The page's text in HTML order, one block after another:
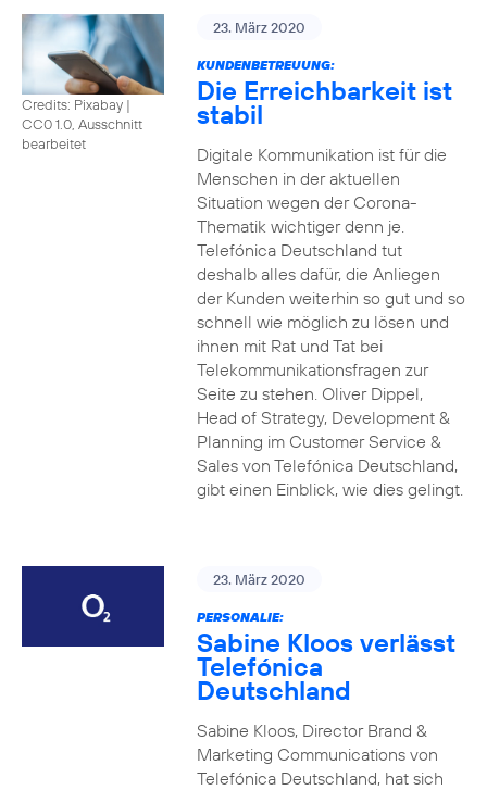
Credits: Pixabay |
CC0 1.0, Ausschnitt
bearbeitet
23. März 2020
KUNDENBETREUUNG:
Die Erreichbarkeit ist
stabil
Digitale Kommunikation ist für die
Menschen in der aktuellen
Situation wegen der Corona-
Thematik wichtiger denn je.
Telefónica Deutschland tut
deshalb alles dafür, die Anliegen
der Kunden weiterhin so gut und so
schnell wie möglich zu lösen und
ihnen mit Rat und Tat bei
Telekommunikationsfragen zur
Seite zu stehen. Oliver Dippel,
Head of Strategy, Development &
Planning im Customer Service &
Sales von Telefónica Deutschland,
gibt einen Einblick, wie dies gelingt.
23. März 2020
PERSONALIE:
Sabine Kloos verlässt
Telefónica
Deutschland
Sabine Kloos, Director Brand &
Marketing Communications von
Telefónica Deutschland, hat sich